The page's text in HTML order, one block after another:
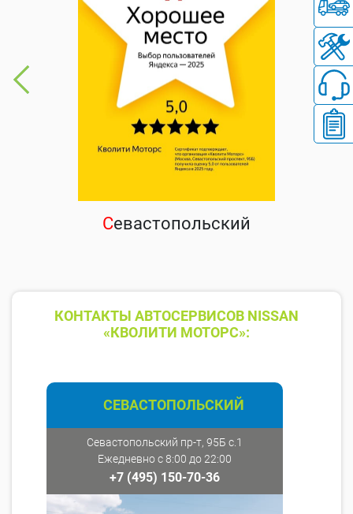
Севастопольский
КОНТАКТЫ АВТОСЕРВИСОВ NISSAN
«КВОЛИТИ МОТОРС»:
СЕВАСТОПОЛЬСКИЙ
Севастопольский пр-т, 95Б с.1
Ежедневно с 8:00 до 22:00
+7 (495) 150-70-36